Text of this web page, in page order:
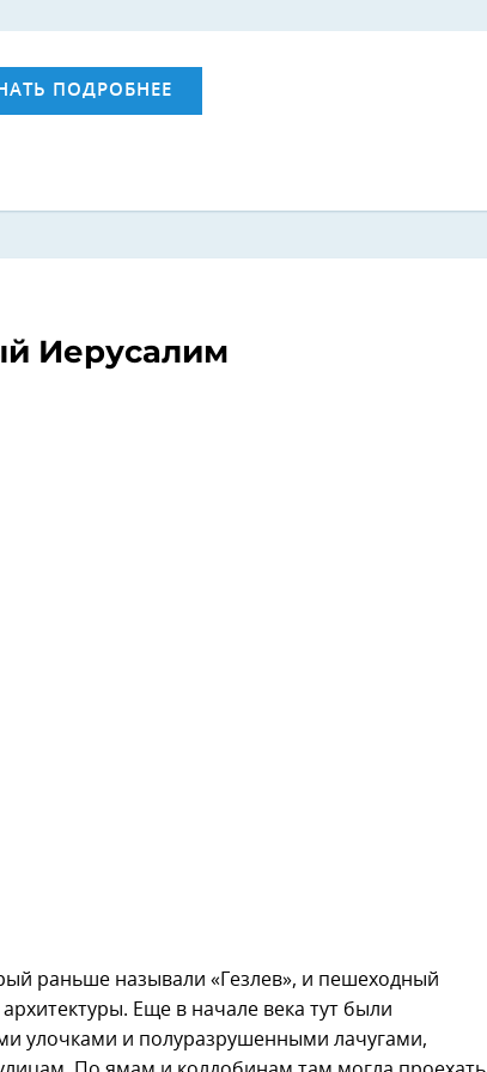
ПОДРОБНЕЕ
Иерусалим
раньше называли «Гезлев», и пешеходный
Еще в начале века тут были
улочками и полуразрушенными лачугами,